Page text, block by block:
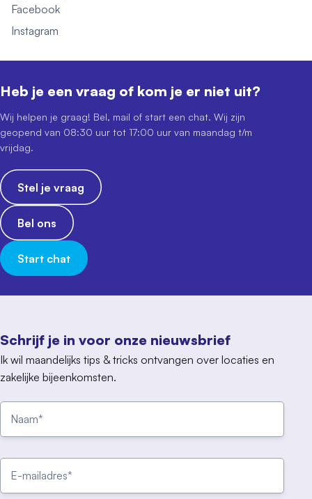
Facebook
Instagram
Schrijf je in voor onze nieuwsbrief
Ik wil maandelijks tips & tricks ontvangen over locaties en
zakelijke bijeenkomsten.
Heb je een vraag of kom je er niet uit?
Wij helpen je graag! Bel, mail of start een chat. Wij zijn
geopend van 08:30 uur tot 17:00 uur van maandag t/m
vrijdag.
Stel je vraag
Bel ons
Start chat